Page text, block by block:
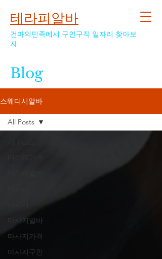
테라피알바
건마의민족에서 구인구직 일자리 찾아보
자
Blog
스웨디시알바
마사지알바
마사지가격
마사지구인
All Posts